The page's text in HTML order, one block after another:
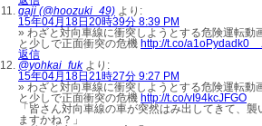
gaji (@hoozuki_49) より:
15年04月18日20時39分 8:39 PM
» わざと対向車線に衝突しようとする危険運転
と少しで正面衝突の危機 http://t.co/a1oPydadk0
返信
@yohkai_fuk より:
15年04月18日21時27分 9:27 PM
» わざと対向車線に衝突しようとする危険運転
と少しで正面衝突の危機 http://t.co/vI94kcJFGO
「皆さん対向車線の車が突然はみ出してきて、
ますかね？」